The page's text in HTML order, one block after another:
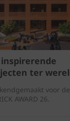
ter
voor
AWARD 26.